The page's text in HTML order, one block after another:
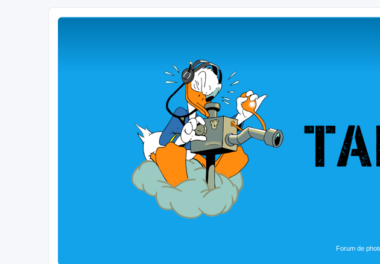
Forum de